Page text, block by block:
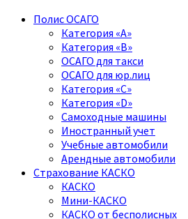
Полис ОСАГО
Категория «A»
Категория «B»
ОСАГО для такси
ОСАГО для юр.лиц
Категория «C»
Категория «D»
Самоходные машины
Иностранный учет
Учебные автомобили
Арендные автомобили
Страхование КАСКО
КАСКО
Мини-КАСКО
КАСКО от бесполисных